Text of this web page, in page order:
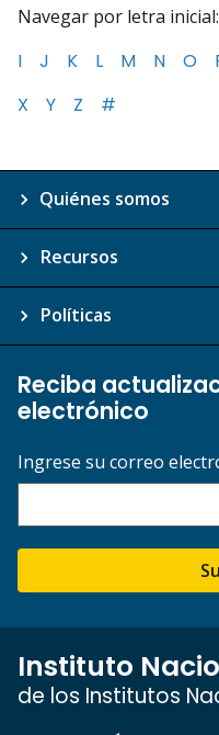
Navegar por letra inicial:
I
J K L M N O
X
Y Z #
Quiénes somos
Recursos
Políticas
Reciba
electrónico
Ingrese su correo
Instituto
de los Institutos